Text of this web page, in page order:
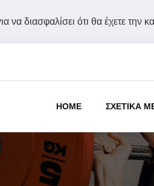
να διασφαλίσει ότι θα έχετε την
HOME ΣΧΕΤΙΚΑ